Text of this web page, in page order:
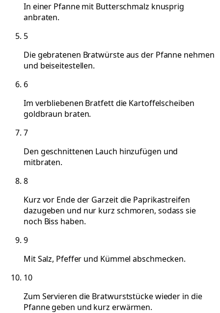
In einer Pfanne mit Butterschmalz knusprig
anbraten.
5
Die gebratenen Bratwürste aus der Pfanne nehmen
und beiseitestellen.
6
Im verbliebenen Bratfett die Kartoffelscheiben
goldbraun braten.
7
Den geschnittenen Lauch hinzufügen und
mitbraten.
8
Kurz vor Ende der Garzeit die Paprikastreifen
dazugeben und nur kurz schmoren, sodass sie
noch Biss haben.
9
Mit Salz, Pfeffer und Kümmel abschmecken.
10
Zum Servieren die Bratwurststücke wieder in die
Pfanne geben und kurz erwärmen.